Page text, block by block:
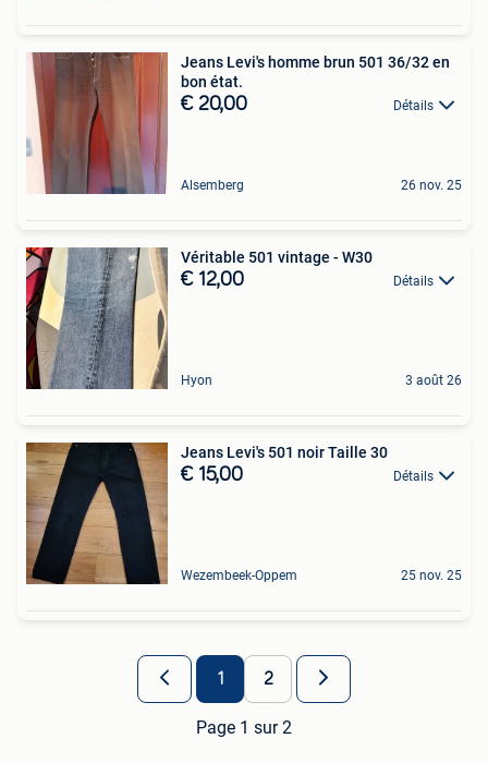
Jeans Levi's homme brun 501 36/32 en
bon état.
€ 20,00 Détails
Alsemberg 26 nov. 25
Véritable 501 vintage - W30
€ 12,00 Détails
Hyon 3 août 26
Jeans Levi's 501 noir Taille 30
€ 15,00 Détails
Wezembeek-Oppem 25 nov. 25
1 2
Page 1 sur 2